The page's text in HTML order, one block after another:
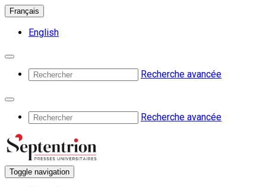
Français
English
Recherche avancée
Recherche avancée
Toggle navigation